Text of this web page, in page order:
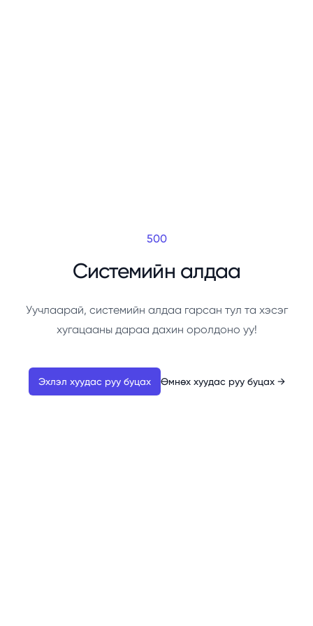
500
Системийн алдаа
Уучлаарай, системийн алдаа гарсан тул та хэсэг
хугацааны дараа дахин оролдоно уу!
Эхлэл хуудас руу буцах Өмнөх хуудас руу буцах →